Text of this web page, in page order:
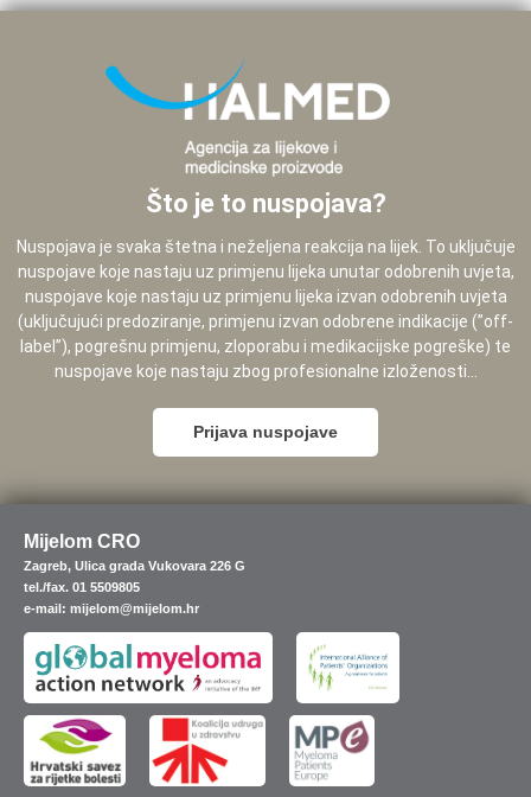
Što je to nuspojava?
Nuspojava je svaka štetna i neželjena reakcija na lijek. To uključuje
nuspojave koje nastaju uz primjenu lijeka unutar odobrenih uvjeta,
nuspojave koje nastaju uz primjenu lijeka izvan odobrenih uvjeta
(uključujući predoziranje, primjenu izvan odobrene indikacije (”off-
label”), pogrešnu primjenu, zloporabu i medikacijske pogreške) te
nuspojave koje nastaju zbog profesionalne izloženosti...
Prijava nuspojave
Mijelom CRO
Zagreb, Ulica grada Vukovara 226 G
tel./fax. 01 5509805
e-mail: mijelom@mijelom.hr